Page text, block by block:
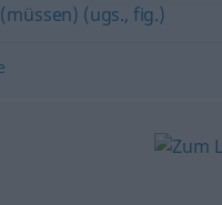
(ugs., fig.)